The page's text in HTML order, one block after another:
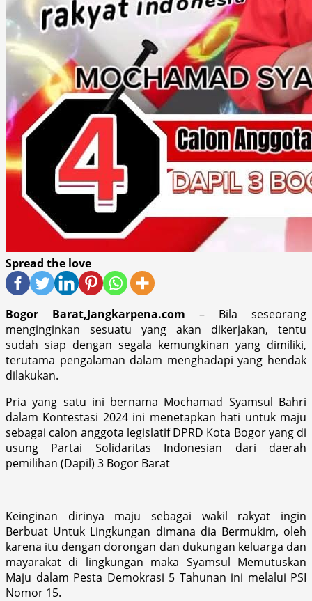
Spread the love
Bogor Barat,Jangkarpena.com – Bila seseorang
menginginkan sesuatu yang akan dikerjakan, tentu
sudah siap dengan segala kemungkinan yang dimiliki,
terutama pengalaman dalam menghadapi yang hendak
dilakukan.
Pria yang satu ini bernama Mochamad Syamsul Bahri
dalam Kontestasi 2024 ini menetapkan hati untuk maju
sebagai calon anggota legislatif DPRD Kota Bogor yang di
usung Partai Solidaritas Indonesian dari daerah
pemilihan (Dapil) 3 Bogor Barat
Keinginan dirinya maju sebagai wakil rakyat ingin
Berbuat Untuk Lingkungan dimana dia Bermukim, oleh
karena itu dengan dorongan dan dukungan keluarga dan
mayarakat di lingkungan maka Syamsul Memutuskan
Maju dalam Pesta Demokrasi 5 Tahunan ini melalui PSI
Nomor 15.